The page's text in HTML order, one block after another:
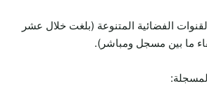
الفضائية المتنوعة (بلغت خلال عشر
ما بين مسجل ومباشر).